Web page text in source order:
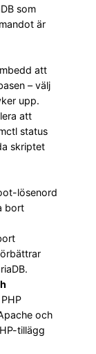
som
är
att
– välj
upp.
att
status
skriptet
lösenord
bort
och
tillägg